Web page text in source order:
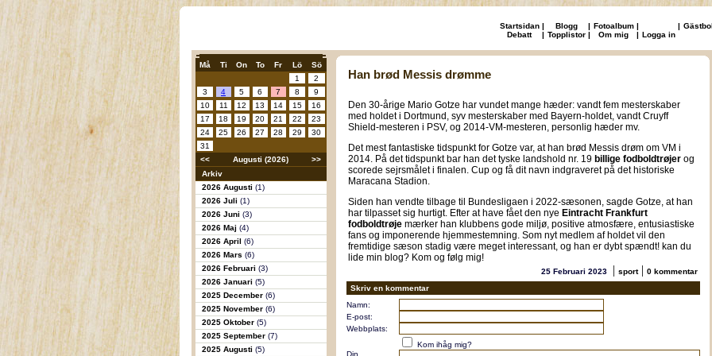
Startsidan | Blogg | Fotoalbum | |
Debatt
| Topplistor | Om mig | Logga in
Må Ti On To Fr Lö
Sö
1
2
3
4 5 6 7 8
9
10
11 12 13 14 15
16
17
18 19 20 21 22
23
24
25 26 27 28 29
30
31
<<
Augusti (2026)
>>
Arkiv
2026 Augusti (1)
2026 Juli (1)
2026 Juni (3)
2026 Maj (4)
2026 April (6)
2026 Mars (6)
2026 Februari (3)
2026 Januari (5)
2025 December (6)
2025 November (6)
2025 Oktober (5)
2025 September (7)
2025 Augusti (5)
Han brød Messis drømme
Den 30-årige Mario Gotze har vundet mange hæder: vandt fem mesterskaber
med holdet i Dortmund, syv mesterskaber med Bayern-holdet, vandt Cruyff
Shield-mesteren i PSV, og 2014-VM-mesteren, personlig hæder mv.
Det mest fantastiske tidspunkt for Gotze var, at han brød Messis drøm om VM i
2014. På det tidspunkt bar han det tyske landshold nr. 19 billige fodboldtrøjer og
scorede sejrsmålet i finalen. Cup og få dit navn indgraveret på det historiske
Maracana Stadion.
Siden han vendte tilbage til Bundesligaen i 2022-sæsonen, sagde Gotze, at han
har tilpasset sig hurtigt. Efter at have fået den nye Eintracht Frankfurt
fodboldtrøje mærker han klubbens gode miljø, positive atmosfære, entusiastiske
fans og imponerende hjemmestemning. Som nyt medlem af holdet vil den
fremtidige sæson stadig være meget interessant, og han er dybt spændt! kan du
lide min blog? Kom og følg mig!
25 Februari 2023 | sport| 0 kommentar
Skriv en kommentar
Namn:
E-post:
Webbplats:
Kom ihåg mig?
Din